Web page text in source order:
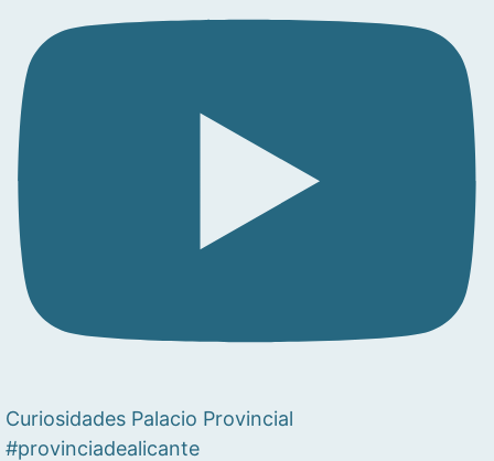
Curiosidades Palacio Provincial
#provinciadealicante